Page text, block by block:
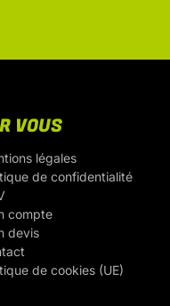
VOUS
légales
de confidentialité
compte
devis
de cookies (UE)